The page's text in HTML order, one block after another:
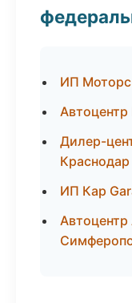
ИП Моторс
Дилер-
Краснодар
ИП Кар